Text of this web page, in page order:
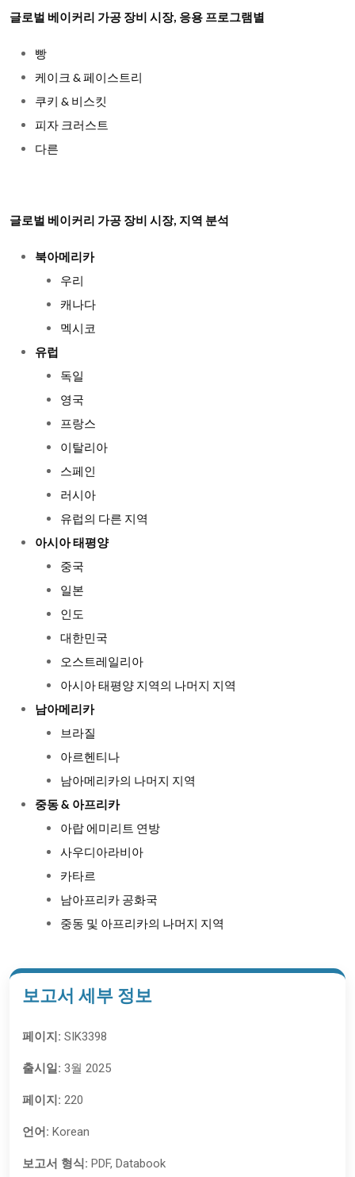
글로벌 베이커리 가공 장비 시장, 응용 프로그램별
빵
케이크 & 페이스트리
쿠키 & 비스킷
피자 크러스트
다른
글로벌 베이커리 가공 장비 시장, 지역 분석
북아메리카
우리
캐나다
멕시코
유럽
독일
영국
프랑스
이탈리아
스페인
러시아
유럽의 다른 지역
아시아 태평양
중국
일본
인도
대한민국
오스트레일리아
아시아 태평양 지역의 나머지 지역
남아메리카
브라질
아르헨티나
남아메리카의 나머지 지역
중동 & 아프리카
아랍 에미리트 연방
사우디아라비아
카타르
남아프리카 공화국
중동 및 아프리카의 나머지 지역
보고서 세부 정보
페이지: SIK3398
출시일: 3월 2025
페이지: 220
언어: Korean
보고서 형식: PDF, Databook